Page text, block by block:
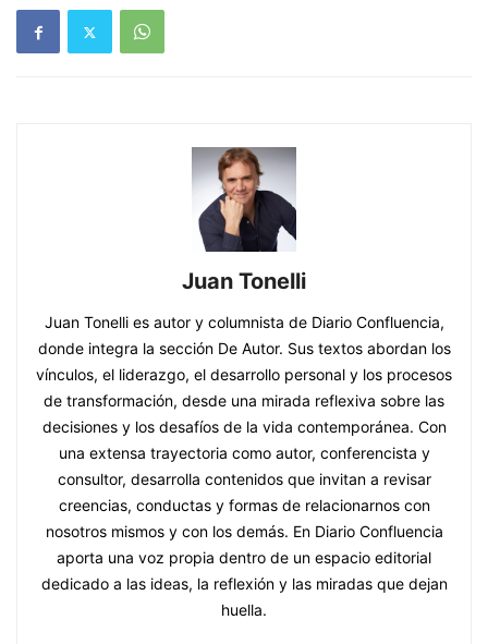
Juan Tonelli
Juan Tonelli es autor y columnista de Diario Confluencia,
donde integra la sección De Autor. Sus textos abordan los
vínculos, el liderazgo, el desarrollo personal y los procesos
de transformación, desde una mirada reflexiva sobre las
decisiones y los desafíos de la vida contemporánea. Con
una extensa trayectoria como autor, conferencista y
consultor, desarrolla contenidos que invitan a revisar
creencias, conductas y formas de relacionarnos con
nosotros mismos y con los demás. En Diario Confluencia
aporta una voz propia dentro de un espacio editorial
dedicado a las ideas, la reflexión y las miradas que dejan
huella.